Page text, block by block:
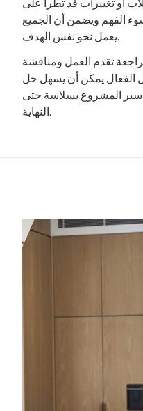
أو تغييرات قد تطرأ على
الفهم ويضمن أن الجميع
يعمل نحو نفس الهدف.
تقدم العمل ومناقشة
الفعال يمكن أن يسهل حل
المشروع بسلاسة حتى
النهاية.